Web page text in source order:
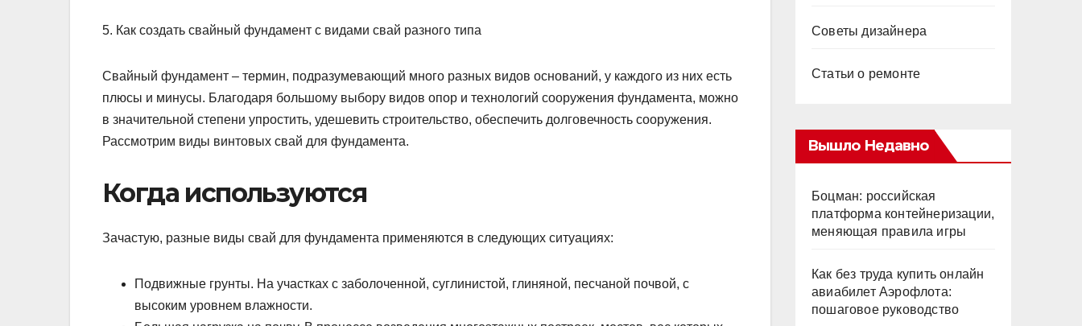
5. Как создать свайный фундамент с видами свай разного типа
Свайный фундамент – термин, подразумевающий много разных видов оснований, у каждого из них есть
плюсы и минусы. Благодаря большому выбору видов опор и технологий сооружения фундамента, можно
в значительной степени упростить, удешевить строительство, обеспечить долговечность сооружения.
Рассмотрим виды винтовых свай для фундамента.
Когда используются
Зачастую, разные виды свай для фундамента применяются в следующих ситуациях:
Подвижные грунты. На участках с заболоченной, суглинистой, глиняной, песчаной почвой, с
высоким уровнем влажности.
Советы дизайнера
Статьи о ремонте
Вышло Недавно
Боцман: российская
платформа контейнеризации,
меняющая правила игры
Как без труда купить онлайн
авиабилет Аэрофлота:
пошаговое руководство